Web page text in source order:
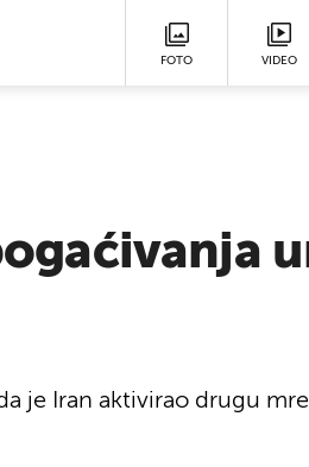
FOTO VIDEO
je Iran aktivirao drugu